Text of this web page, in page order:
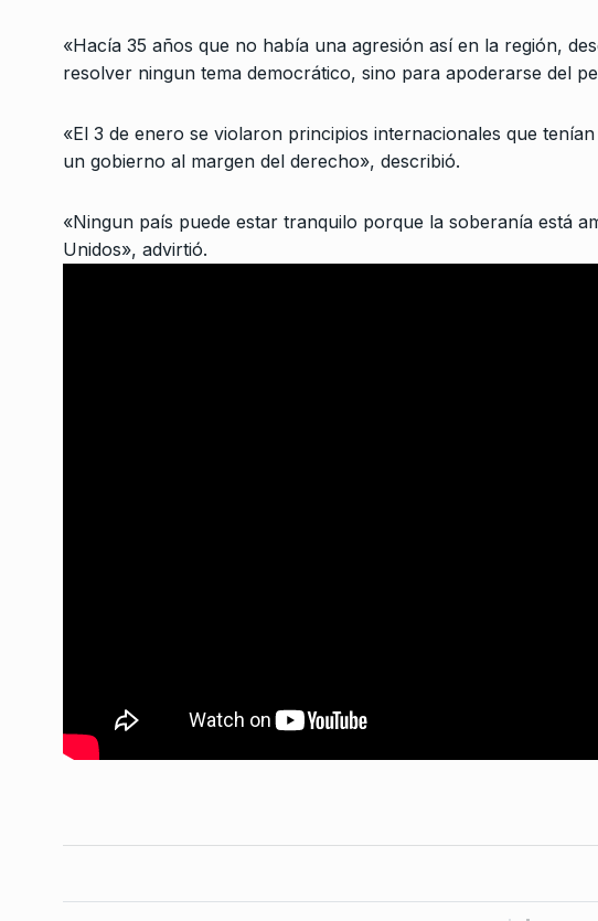
«Hacía 35 años que no había una agresión así en la región,
resolver ningun tema democrático, sino para apoderarse del
«El 3 de enero se violaron principios internacionales que
un gobierno al margen del derecho», describió.
«Ningun país puede estar tranquilo porque la soberanía está
Unidos», advirtió.
La «República» Tecnológica
4 PROGRAMACIÓN
6 De Diciembre De